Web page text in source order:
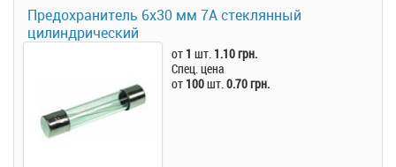
Предохранитель 6x30 мм 7A стеклянный
цилиндрический
от 1 шт. 1.10 грн.
Спец. цена
от 100шт.0.70 грн.